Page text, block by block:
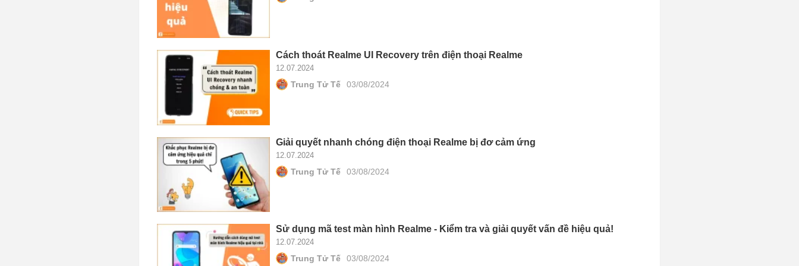
Cách thoát Realme UI Recovery trên điện thoại Realme
12.07.2024
Trung Tử Tế 03/08/2024
Giải quyết nhanh chóng điện thoại Realme bị đơ cảm ứng
12.07.2024
Trung Tử Tế 03/08/2024
Sử dụng mã test màn hình Realme - Kiểm tra và giải quyết vấn đề hiệu quả!
12.07.2024
Trung Tử Tế 03/08/2024